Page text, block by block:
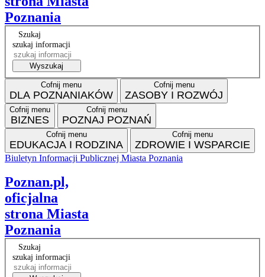
Poznania
Szukaj
szukaj informacji
Wyszukaj
Cofnij menu
DLA POZNANIAKÓW
Cofnij menu
ZASOBY I ROZWÓJ
Cofnij menu
BIZNES
Cofnij menu
POZNAJ POZNAŃ
Cofnij menu
EDUKACJA I RODZINA
Cofnij menu
ZDROWIE I WSPARCIE
Biuletyn Informacji Publicznej Miasta Poznania
Poznan.pl,
oficjalna
strona Miasta
Poznania
Szukaj
szukaj informacji